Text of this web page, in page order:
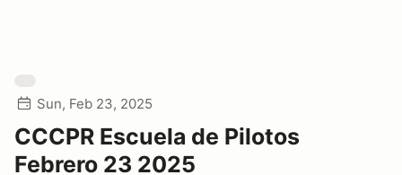
Sun, Feb 23, 2025
CCCPR Escuela de Pilotos
Febrero 23 2025